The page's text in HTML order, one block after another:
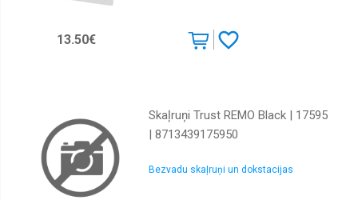
13.50€
Skaļruņi Trust REMO Black | 17595
| 8713439175950
Bezvadu skaļruņi un dokstacijas